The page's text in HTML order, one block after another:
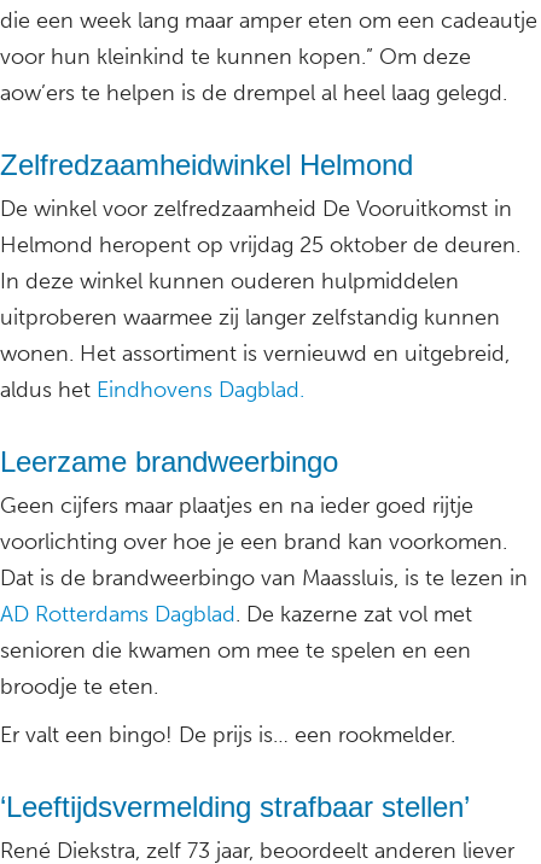
die een week lang maar amper eten om een cadeautje
voor hun kleinkind te kunnen kopen.” Om deze
aow’ers te helpen is de drempel al heel laag gelegd.
Zelfredzaamheidwinkel Helmond
De winkel voor zelfredzaamheid De Vooruitkomst in
Helmond heropent op vrijdag 25 oktober de deuren.
In deze winkel kunnen ouderen hulpmiddelen
uitproberen waarmee zij langer zelfstandig kunnen
wonen. Het assortiment is vernieuwd en uitgebreid,
aldus het Eindhovens Dagblad.
Leerzame brandweerbingo
Geen cijfers maar plaatjes en na ieder goed rijtje
voorlichting over hoe je een brand kan voorkomen.
Dat is de brandweerbingo van Maassluis, is te lezen in
AD Rotterdams Dagblad. De kazerne zat vol met
senioren die kwamen om mee te spelen en een
broodje te eten.
Er valt een bingo! De prijs is… een rookmelder.
‘Leeftijdsvermelding strafbaar stellen’
René Diekstra, zelf 73 jaar, beoordeelt anderen liever